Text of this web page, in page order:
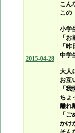
2015-04-28
こん
この
小学
「
「
中学
大人
お互
「
ちょ
離れ
「
かけ